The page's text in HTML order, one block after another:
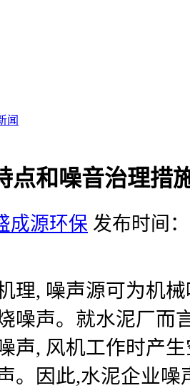
闻
点和噪音治理措
成源环保 发布时间
理, 噪声源可为机
噪声。就水泥厂而
声, 风机工作时产
。因此,水泥企业